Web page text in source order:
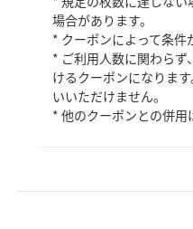
平安時代、平将門の創建と
に再建されたものであり、
ています。羽黒参道杉並木
の壮麗な姿で佇んでいます
場合があります。
* クーポンによって条件
* ご利用人数に関わらず
けるクーポンになりま
いいただけません。
* 他のクーポンとの併用